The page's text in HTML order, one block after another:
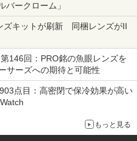
バークローム」
ズキットが刷新 同梱レンズがII
146回：PRO銘の魚眼レンズを
サーズへの期待と可能性
点目：高密閉で保冷効果が高い
もっと見る